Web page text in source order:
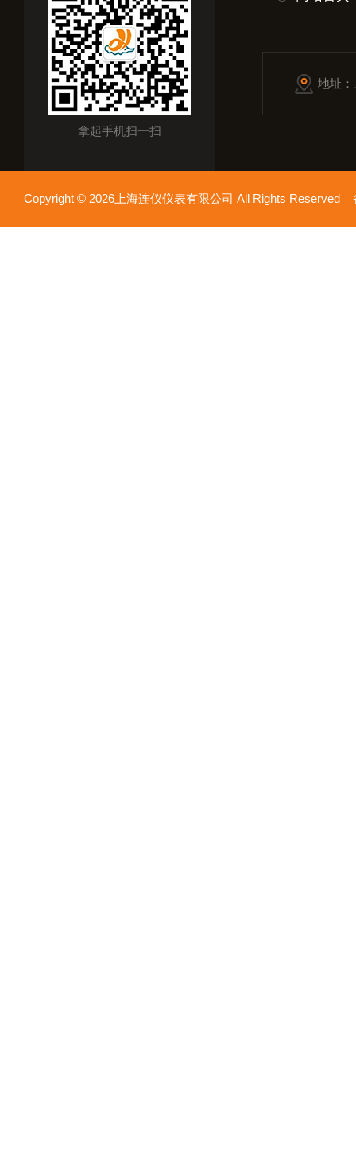
拿起手机扫一扫
地址
Copyright © 2026上海连仪仪表有限公司 All Rights Reserved